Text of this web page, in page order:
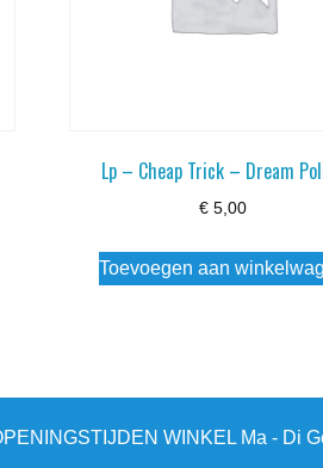
Lp – Cheap Trick – Dream
€5,00
Toevoegen aan
WINKEL Ma - Di